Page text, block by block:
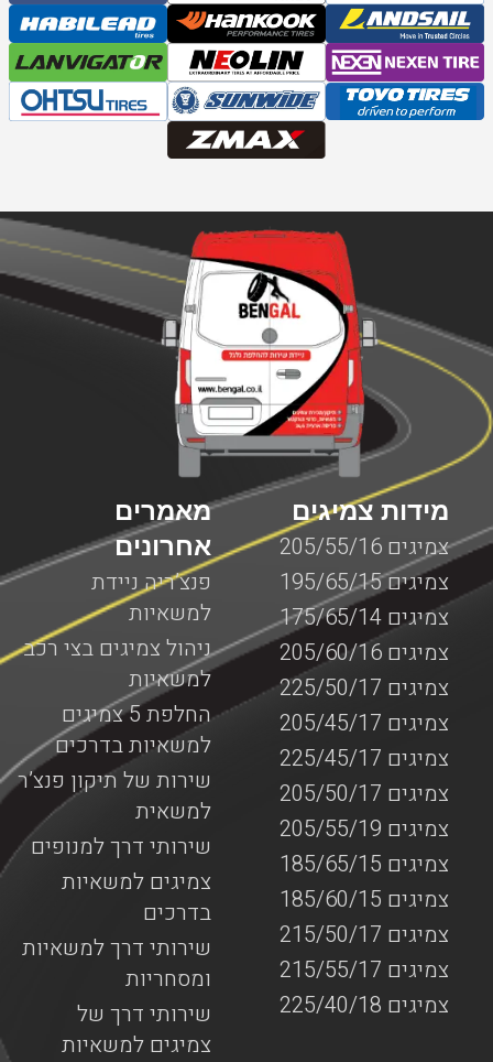
מאמרים
אחרונים
פנצ’ריה ניידת
למשאיות
ניהול צמיגים בצי רכב
למשאיות
החלפת 5 צמיגים
למשאיות בדרכים
שירות של תיקון פנצ’ר
למשאית
שירותי דרך למנופים
צמיגים למשאיות
בדרכים
שירותי דרך למשאיות
ומסחריות
שירותי דרך של
צמיגים למשאיות
מידות צמיגים
צמיגים 205/55/16
צמיגים 195/65/15
צמיגים 175/65/14
צמיגים 205/60/16
צמיגים 225/50/17
צמיגים 205/45/17
צמיגים 225/45/17
צמיגים 205/50/17
צמיגים 205/55/19
צמיגים 185/65/15
צמיגים 185/60/15
צמיגים 215/50/17
צמיגים 215/55/17
צמיגים 225/40/18